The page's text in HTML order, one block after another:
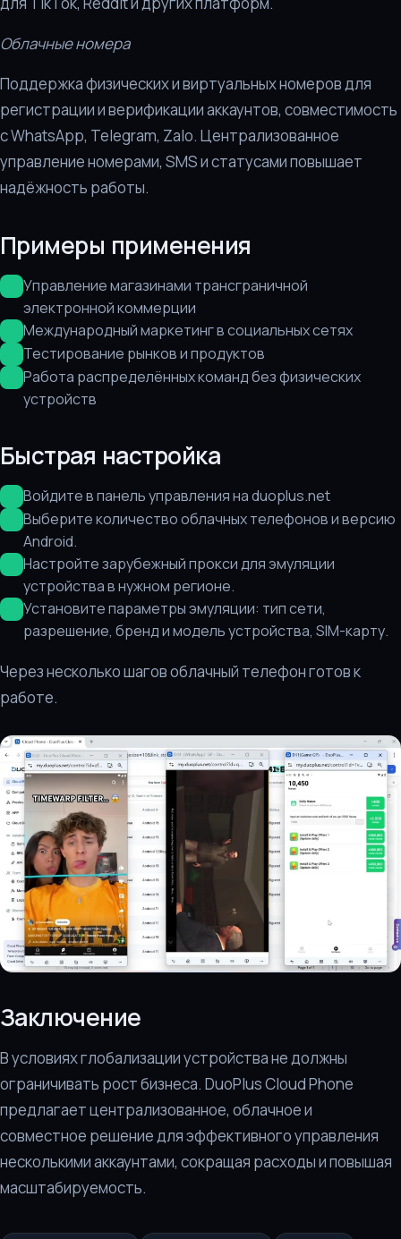
Облачные номера
Поддержка физических и виртуальных номеров для
регистрации и верификации аккаунтов, совместимость
с WhatsApp, Telegram, Zalo. Централизованное
управление номерами, SMS и статусами повышает
надёжность работы.
Примеры применения
Управление магазинами трансграничной
электронной коммерции
Международный маркетинг в социальных сетях
Тестирование рынков и продуктов
Работа распределённых команд без физических
устройств
Быстрая настройка
Войдите в панель управления на duoplus.net
Выберите количество облачных телефонов и версию
Android.
Настройте зарубежный прокси для эмуляции
устройства в нужном регионе.
Установите параметры эмуляции: тип сети,
разрешение, бренд и модель устройства, SIM-карту.
Через несколько шагов облачный телефон готов к
работе.
Заключение
В условиях глобализации устройства не должны
ограничивать рост бизнеса. DuoPlus Cloud Phone
предлагает централизованное, облачное и
совместное решение для эффективного управления
несколькими аккаунтами, сокращая расходы и повышая
масштабируемость.